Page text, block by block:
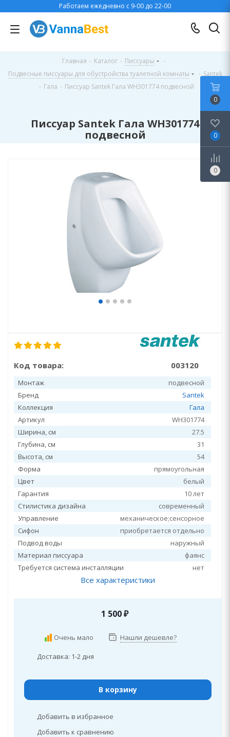
Работаем ежедневно с 9-00 до 22-00
Главная - Каталог - Писсуары
-
Подвесные писсуары для обустройства туалетной комнаты
- Santek
- Гала - Писсуар Santek Гала WH301774 подвесной
Писсуар Santek Гала WH301774
подвесной
Код товара: 003120
Монтаж
подвесной
Бренд
Santek
Коллекция
Гала
Артикул
WH301774
Ширина, см
27.5
Глубина, см
31
Высота, см
54
Форма
прямоугольная
Цвет
белый
Гарантия
10 лет
Стилистика дизайна
современный
Управление
механическое;сенсорное
Сифон
приобретается отдельно
Подвод воды
наружный
Материал писсуара
фаянс
Требуется система инсталляции
нет
Все характеристики
1 500₽
Очень мало Нашли дешевле?
Доставка: 1-2 дня
В корзину
Добавить в избранное
Добавить к сравнению
0
0
0